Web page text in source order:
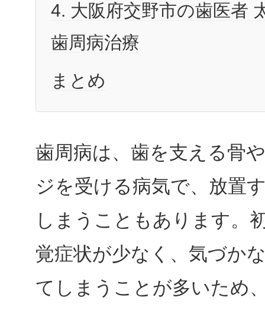
4. 大阪府交野市の歯医者
歯周病治療
まとめ
歯周病は、歯を支える骨
ジを受ける病気で、放置
しまうこともあります。
覚症状が少なく、気づか
てしまうことが多いため